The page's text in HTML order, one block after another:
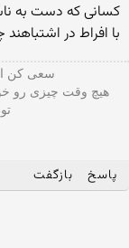
کسانی که دست به
با افراط در
سعی کن از
هیچ وقت چیزی رو
پاسخ بازگفت